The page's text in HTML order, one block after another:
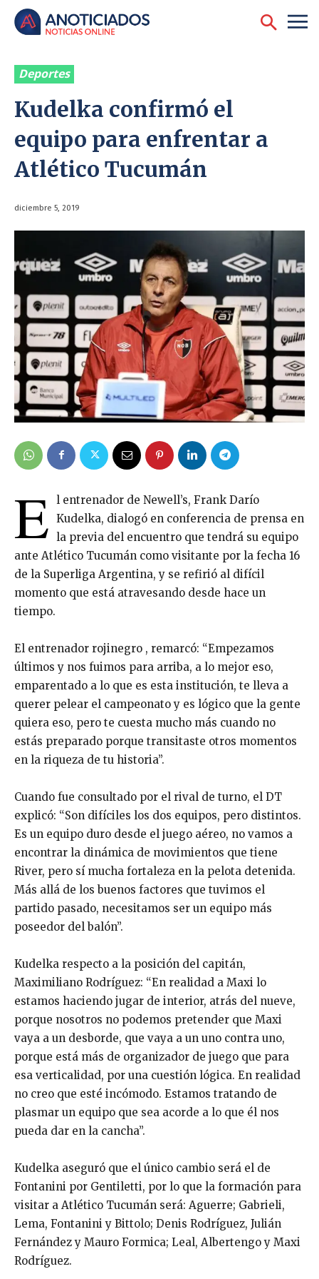
Deportes
Kudelka confirmó el
equipo para enfrentar a
Atlético Tucumán
diciembre 5, 2019
E l entrenador de Newell’s, Frank Darío
Kudelka, dialogó en conferencia de prensa en
la previa del encuentro que tendrá su equipo
ante Atlético Tucumán como visitante por la fecha 16
de la Superliga Argentina, y se refirió al difícil
momento que está atravesando desde hace un
tiempo.
El entrenador rojinegro , remarcó: “Empezamos
últimos y nos fuimos para arriba, a lo mejor eso,
emparentado a lo que es esta institución, te lleva a
querer pelear el campeonato y es lógico que la gente
quiera eso, pero te cuesta mucho más cuando no
estás preparado porque transitaste otros momentos
en la riqueza de tu historia”.
Cuando fue consultado por el rival de turno, el DT
explicó: “Son difíciles los dos equipos, pero distintos.
Es un equipo duro desde el juego aéreo, no vamos a
encontrar la dinámica de movimientos que tiene
River, pero sí mucha fortaleza en la pelota detenida.
Más allá de los buenos factores que tuvimos el
partido pasado, necesitamos ser un equipo más
poseedor del balón”.
Kudelka respecto a la posición del capitán,
Maximiliano Rodríguez: “En realidad a Maxi lo
estamos haciendo jugar de interior, atrás del nueve,
porque nosotros no podemos pretender que Maxi
vaya a un desborde, que vaya a un uno contra uno,
porque está más de organizador de juego que para
esa verticalidad, por una cuestión lógica. En realidad
no creo que esté incómodo. Estamos tratando de
plasmar un equipo que sea acorde a lo que él nos
pueda dar en la cancha”.
Kudelka aseguró que el único cambio será el de
Fontanini por Gentiletti, por lo que la formación para
visitar a Atlético Tucumán será: Aguerre; Gabrieli,
Lema, Fontanini y Bittolo; Denis Rodríguez, Julián
Fernández y Mauro Formica; Leal, Albertengo y Maxi
Rodríguez.